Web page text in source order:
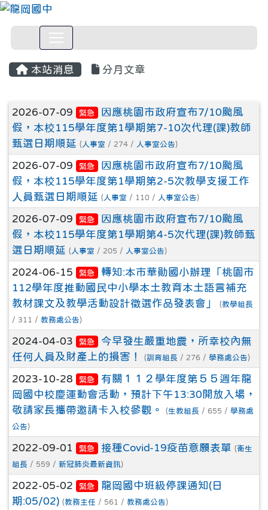
本站消息 分月文章
文章列表
2026-07-09 緊急
因應桃園市政府宣布7/10颱風
假，本校115學年度第1學期第7-10次代理(課)教師
甄選日期順延 ( 人事室 / 274 / 人事室公告)
2026-07-09 緊急
因應桃園市政府宣布7/10颱風
假，本校115學年度第1學期第2-5次教學支援工作
人員甄選日期順延 ( 人事室 / 110 / 人事室公告)
2026-07-09 緊急
因應桃園市政府宣布7/10颱風
假，本校115學年度第1學期第4-5次代理(課)教師甄
選日期順延 ( 人事室 / 205 / 人事室公告)
2024-06-15 緊急
轉知:本市華勛國小辦理「桃園市
112學年度推動國民中小學本土教育本土語言補充
教材課文及教學活動設計徵選作品發表會」
(教學組長
/ 311 / 教務處公告)
2024-04-03 緊急
今早發生嚴重地震，所幸校內無
任何人員及財產上的損害！
(訓育組長 / 276 / 學務處公告)
2023-10-28 緊急
有關１１２學年度第５５週年龍
岡國中校慶運動會活動，預計下午13:30開放入場，
敬請家長攜帶邀請卡入校參觀。
(生教組長 / 655 / 學務處
公告)
2022-09-01 緊急 接種Covid-19疫苗意願表單 (衛生
組長 / 559 / 新冠肺炎最新資訊)
2022-05-02 緊急
龍岡國中班級停課通知(日
期:05/02) (教務主任 / 561 / 教務處公告)